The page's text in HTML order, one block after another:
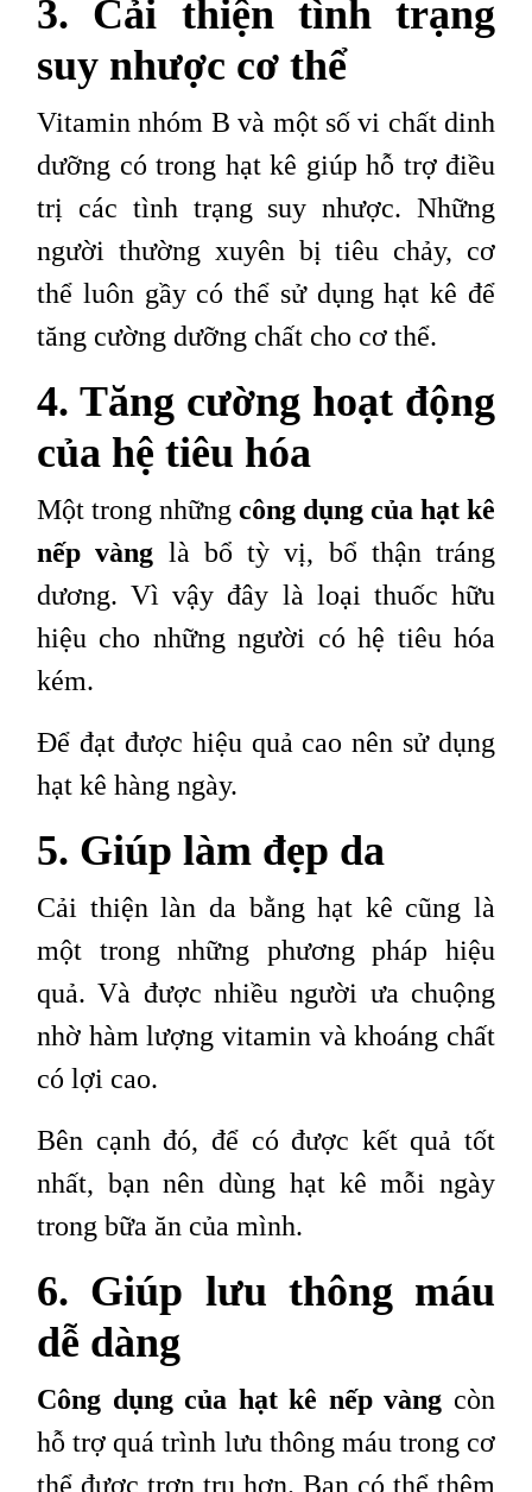
3. Cải thiện tình trạng
suy nhược cơ thể
Vitamin nhóm B và một số vi chất dinh
dưỡng có trong hạt kê giúp hỗ trợ điều
trị các tình trạng suy nhược. Những
người thường xuyên bị tiêu chảy, cơ
thể luôn gầy có thể sử dụng hạt kê để
tăng cường dưỡng chất cho cơ thể.
4. Tăng cường hoạt động
của hệ tiêu hóa
Một trong những công dụng của hạt kê
nếp vàng là bổ tỳ vị, bổ thận tráng
dương. Vì vậy đây là loại thuốc hữu
hiệu cho những người có hệ tiêu hóa
kém.
Để đạt được hiệu quả cao nên sử dụng
hạt kê hàng ngày.
5. Giúp làm đẹp da
Cải thiện làn da bằng hạt kê cũng là
một trong những phương pháp hiệu
quả. Và được nhiều người ưa chuộng
nhờ hàm lượng vitamin và khoáng chất
có lợi cao.
Bên cạnh đó, để có được kết quả tốt
nhất, bạn nên dùng hạt kê mỗi ngày
trong bữa ăn của mình.
6. Giúp lưu thông máu
dễ dàng
Công dụng của hạt kê nếp vàng còn
hỗ trợ quá trình lưu thông máu trong cơ
thể được trơn tru hơn. Bạn có thể thêm